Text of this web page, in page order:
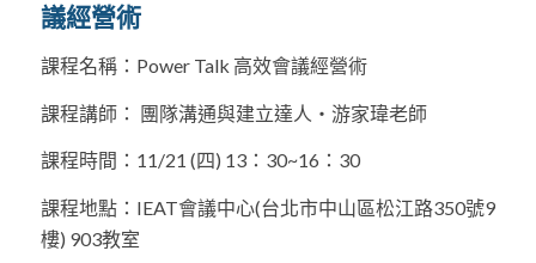
議經營術
課程名稱：Power Talk 高效會議經營術
課程講師： 團隊溝通與建立達人‧游家瑋老師
課程時間：11/21 (四) 13：30~16：30
課程地點：IEAT會議中心(台北市中山區松江路350號9
樓) 903教室